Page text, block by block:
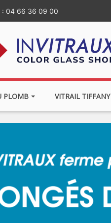
: 04 66 36 09 00
PLOMB VITRAIL TIFFANY